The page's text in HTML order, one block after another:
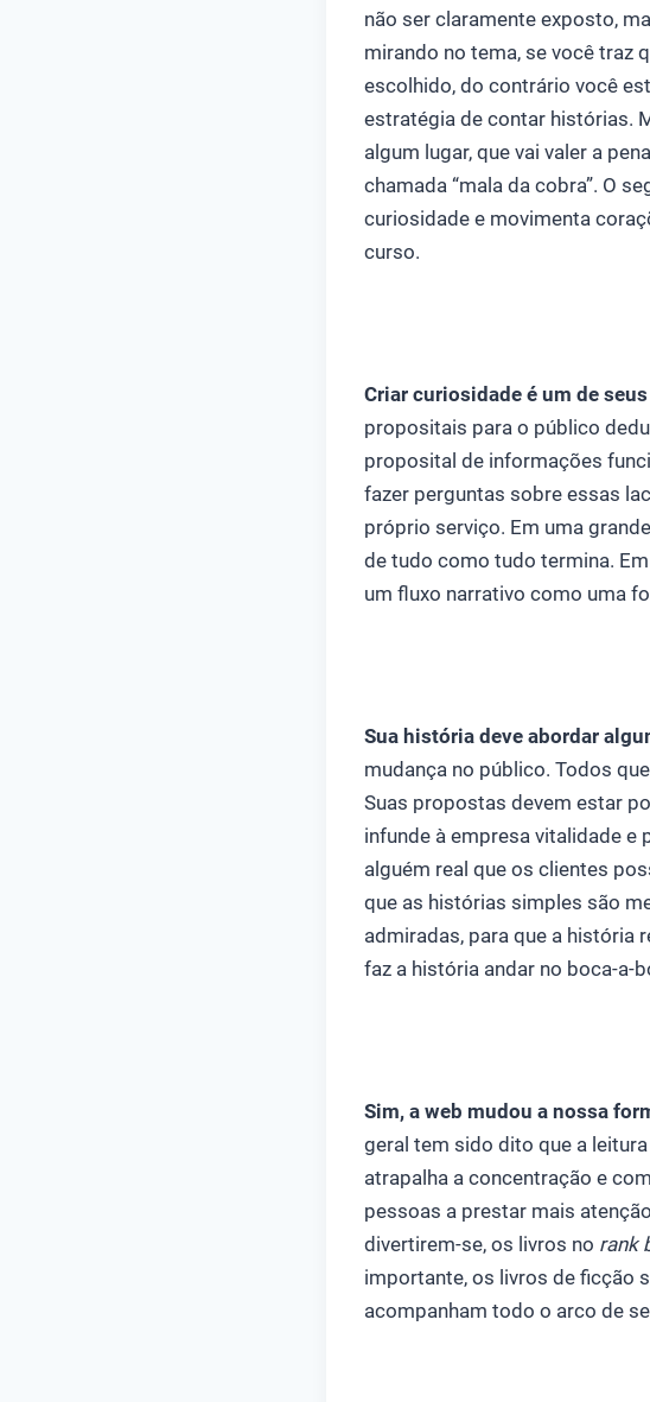
não ser claramente exposto,
mirando no tema, se você traz
escolhido, do contrário você
estratégia de contar histórias.
algum lugar, que vai valer a
chamada “mala da cobra”. O
curiosidade e movimenta
curso.
Criar curiosidade é um de
propositais para o público
proposital de informações
fazer perguntas sobre essas
próprio serviço. Em uma
de tudo como tudo termina.
um fluxo narrativo como uma
Sua história deve abordar
mudança no público. Todos
Suas propostas devem estar
infunde à empresa vitalidade e
alguém real que os clientes
que as histórias simples são
admiradas, para que a história
faz a história andar no boca-a-
Sim, a web mudou a nossa
geral tem sido dito que a
atrapalha a concentração e
pessoas a prestar mais
divertirem-se, os livros no rank
importante, os livros de ficção
acompanham todo o arco de